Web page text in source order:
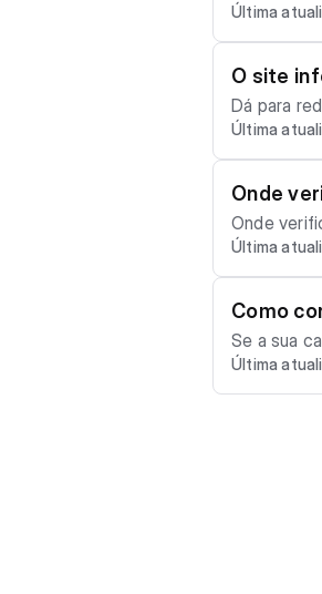
abaixo e seguir o
ssui
Última
O site
Dá para
ção “Esqueceu a senha?” ▲ Atenção: Se ao inserir o
ook, não é
a.
Última
Onde
Onde verifico o resultado do
nhuma
Última
Como
Se a sua
o não
e há alguma
Última